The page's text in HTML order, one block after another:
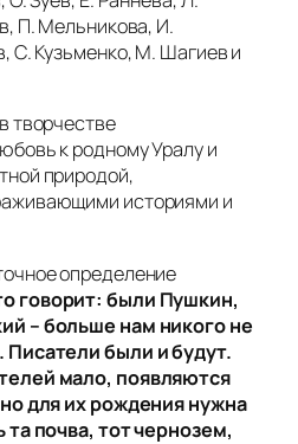
П. Мельникова, И.
С. Кузьменко, М. Шагиев и
творчестве
к родному Уралу и
природой,
историями и
определение
говорит: были Пушкин,
– больше нам никого не
были и будут.
мало, появляются
для их рождения нужна
та почва, тот чернозем,